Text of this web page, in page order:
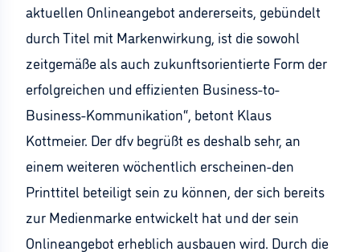
aktuellen Onlineangebot andererseits, gebündelt
durch Titel mit Markenwirkung, ist die sowohl
zeitgemäße als auch zukunftsorientierte Form der
erfolgreichen und effizienten Business-to-
Business-Kommunikation“, betont Klaus
Kottmeier. Der dfv begrüßt es deshalb sehr, an
einem weiteren wöchentlich erscheinen-den
Printtitel beteiligt sein zu können, der sich bereits
zur Medienmarke entwickelt hat und der sein
Onlineangebot erheblich ausbauen wird. Durch die